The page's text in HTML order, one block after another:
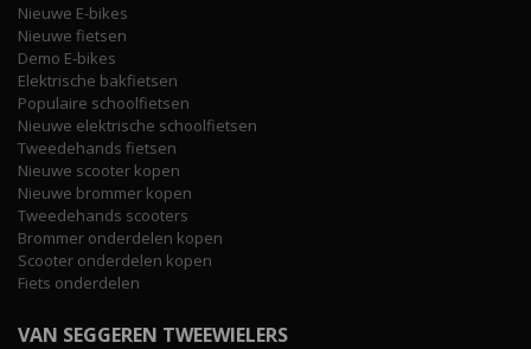
Nieuwe E-bikes
Nieuwe fietsen
Demo E-bikes
Elektrische bakfietsen
Populaire schoolfietsen
Nieuwe elektrische schoolfietsen
Tweedehands fietsen
Nieuwe scooter kopen
Nieuwe brommer kopen
Tweedehands scooters
Brommer onderdelen kopen
Scooter onderdelen kopen
Fiets onderdelen
VAN SEGGEREN TWEEWIELERS